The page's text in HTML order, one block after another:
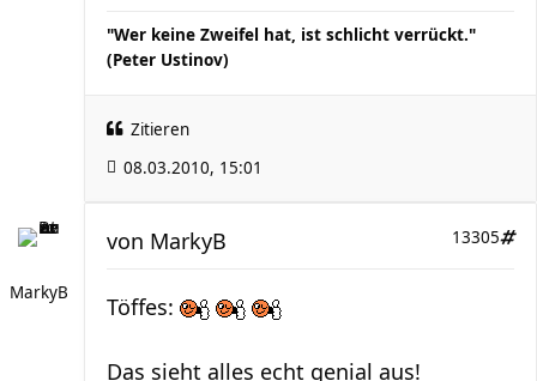
"Wer keine Zweifel hat, ist schlicht verrückt."
(Peter Ustinov)
Zitieren
08.03.2010, 15:01
MarkyB
13305
von MarkyB
Töffes:
Das sieht alles echt genial aus!